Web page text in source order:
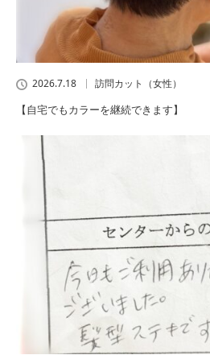
2026.7.18 訪問カット（女性）
【自宅でもカラーを継続できます】